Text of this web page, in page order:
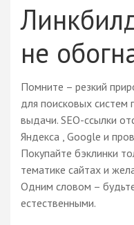
не
Помните – резкий
для поисковых систем
выдачи. SEO-ссылки
Яндекса , Google и
Покупайте бэклинки
тематике сайтах и
Одним словом –
естественными.